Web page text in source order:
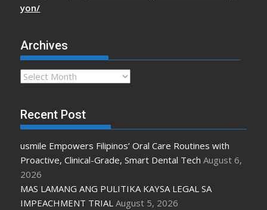
yon/
Archives
Archives
Recent Post
usmile Empowers Filipinos’ Oral Care Routines with
Proactive, Clinical-Grade, Smart Dental Tech August 6,
2026
MAS LAMANG ANG PULITIKA KAYSA LEGAL SA
IMPEACHMENT TRIAL August 5, 2026